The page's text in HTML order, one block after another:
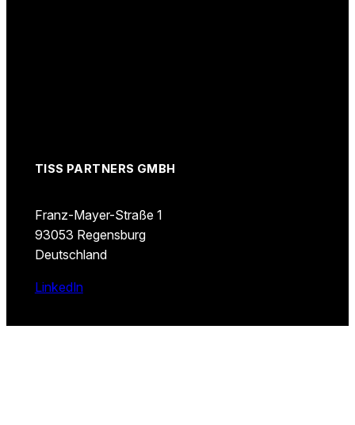
TISS PARTNERS GMBH
Franz-Mayer-Straße 1
93053 Regensburg
Deutschland
LinkedIn